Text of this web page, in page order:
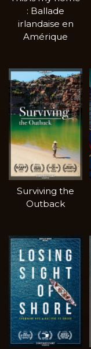
: Ballade
irlandaise en
Amérique
Surviving the
Outback